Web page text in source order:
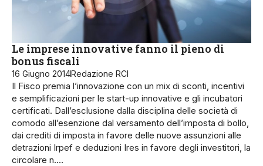
Le imprese innovative fanno il pieno di
bonus fiscali
16 Giugno 2014Redazione RCI
Il Fisco premia l’innovazione con un mix di sconti, incentivi
e semplificazioni per le start-up innovative e gli incubatori
certificati. Dall’esclusione dalla disciplina delle società di
comodo all’esenzione dal versamento dell’imposta di bollo,
dai crediti di imposta in favore delle nuove assunzioni alle
detrazioni Irpef e deduzioni Ires in favore degli investitori, la
circolare n.…